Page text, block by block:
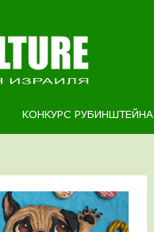
КОНКУРС РУБИНШТЕЙНА